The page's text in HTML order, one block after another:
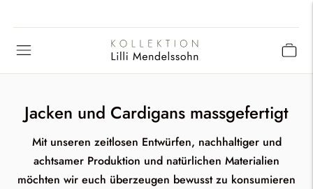
Jacken und Cardigans massgefertigt
Mit unseren zeitlosen Entwürfen, nachhaltiger und
achtsamer Produktion und natürlichen Materialien
möchten wir euch überzeugen bewusst zu konsumieren